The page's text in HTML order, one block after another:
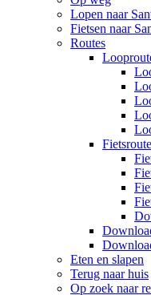
Lopen naar
Fietsen naar
Routes
Eten en slapen
Terug naar huis
Op zoek naar